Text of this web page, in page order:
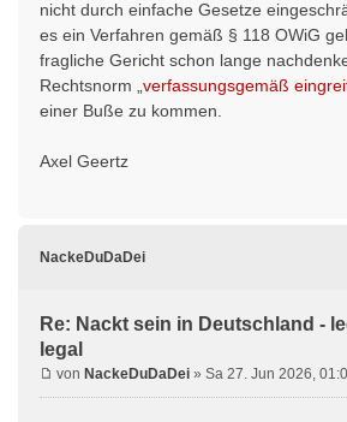
nicht durch einfache Gesetze
es ein Verfahren gemäß § 118 OWiG
fragliche Gericht schon lange
Rechtsnorm „ verfassungsgemäß
einer Buße zu kommen.
Axel Geertz
NackeDuDaDei
Re: Nackt sein in Deutschland -
legal
von NackeDuDaDei » Sa 27. Jun 2026,